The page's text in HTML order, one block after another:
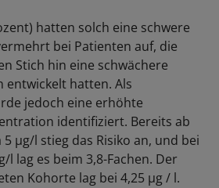
hatten solch eine schwere
bei Patienten auf, die
Stich hin eine schwächere
entwickelt hatten. Als
jedoch eine erhöhte
identifiziert. Bereits ab
µg/l stieg das Risiko an, und bei
l lag es beim 3,8-Fachen. Der
Kohorte lag bei 4,25 µg / l.